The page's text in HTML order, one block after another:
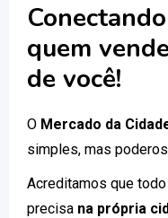
quem
de você!
O Mercado da
simples, mas
Acreditamos que
precisa na própria